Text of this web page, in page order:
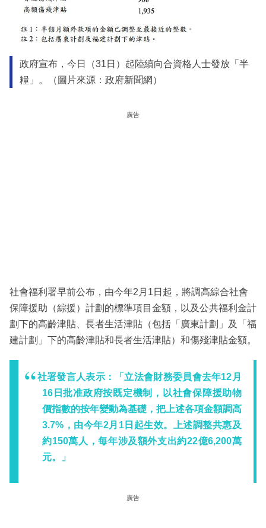
政府宣布，今日（31日）起陸續向合資格人士發放「半
糧」。（圖片來源：政府新聞網）
廣告
​社會福利署早前公布，由今年2月1日起，將調高綜合社會
保障援助（綜援）計劃的標準項目金額，以及公共福利金計
劃下的高齡津貼、長者生活津貼（包括「廣東計劃」及「福
建計劃」下的高齡津貼和長者生活津貼）和傷殘津貼金額。
社署發言人表示：「立法會財務委員會去年12月
16日批准政府按既定機制，以社會保障援助物
價指數的按年變動為基礎，把上述各項金額調高
3.7%，由今年2月1日起生效。上述調整共惠及
約150萬人，每年涉及額外支出約22億6,200萬
元。」
廣告